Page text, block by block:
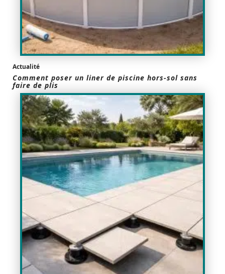
Actualité
Comment poser un liner de piscine hors-sol sans
faire de plis